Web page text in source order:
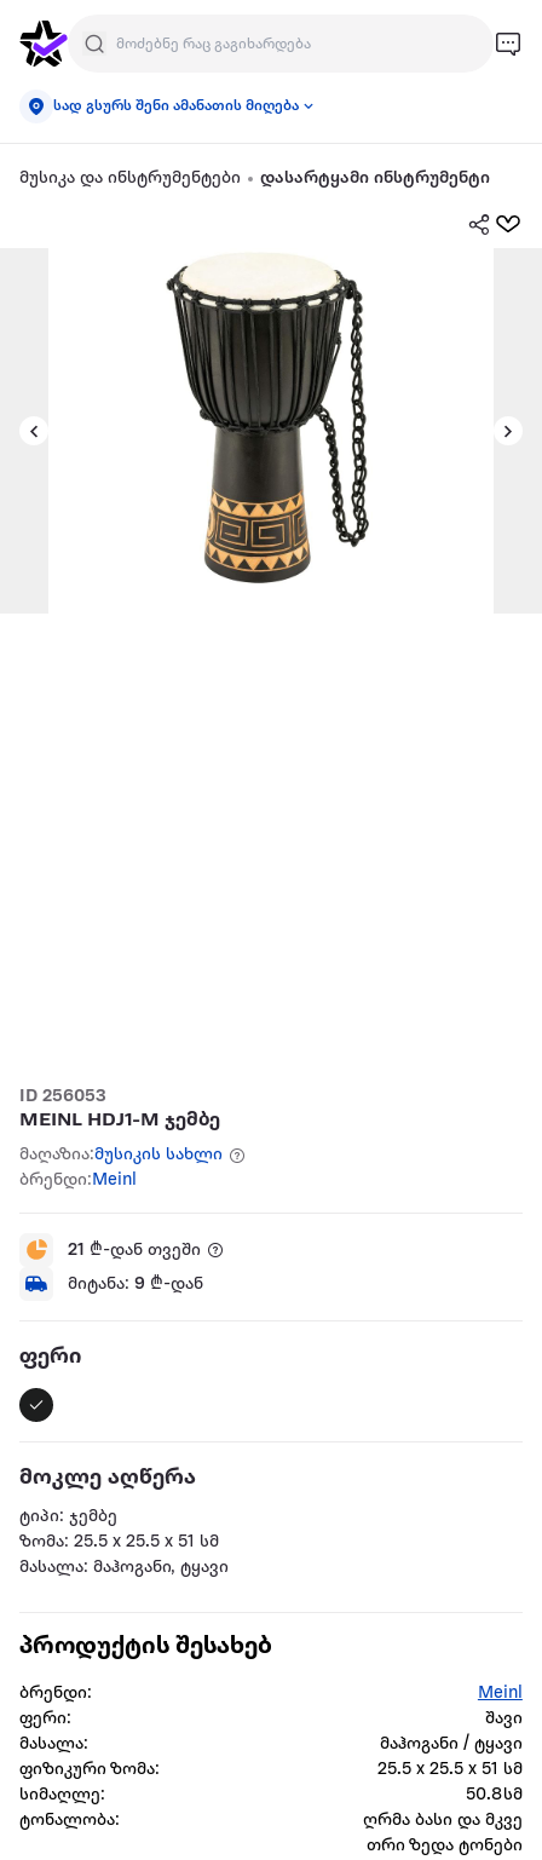
სად გსურს შენი ამანათის მიღება
მუსიკა და ინსტრუმენტები დასარტყამი ინსტრუმენტი
ID 256053
MEINL HDJ1-M ჯემბე
მაღაზია:მუსიკის სახლი
ბრენდი:Meinl
21 ₾-დან თვეში
მიტანა: 9 ₾-დან
ფერი
მოკლე აღწერა
ტიპი: ჯემბე
ზომა: 25.5 x 25.5 x 51 სმ
მასალა: მაჰოგანი, ტყავი
პროდუქტის შესახებ
ბრენდი:
Meinl
ფერი:
შავი
მასალა:
მაჰოგანი / ტყავი
ფიზიკური ზომა:
25.5 x 25.5 x 51 სმ
სიმაღლე:
50.8 სმ
ტონალობა:
ღრმა ბასი და მკვე
თრი ზედა ტონები